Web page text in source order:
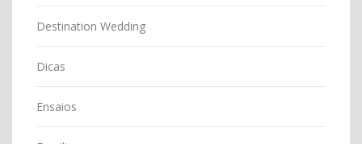
Destination Wedding
Dicas
Ensaios